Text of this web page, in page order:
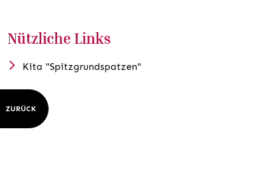
Nützliche Links
Kita "Spitzgrundspatzen"
ZURÜCK